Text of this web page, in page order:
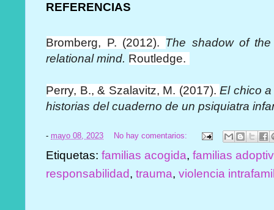
REFERENCIAS
Bromberg, P. (2012). The shadow of
relational mind. Routledge.
Perry, B., & Szalavitz, M. (2017).El chico
historias del cuaderno de un psiquiatra
- mayo 08, 2023 No hay comentarios:
Etiquetas:familias acogida,familias
responsabilidad,trauma,violencia